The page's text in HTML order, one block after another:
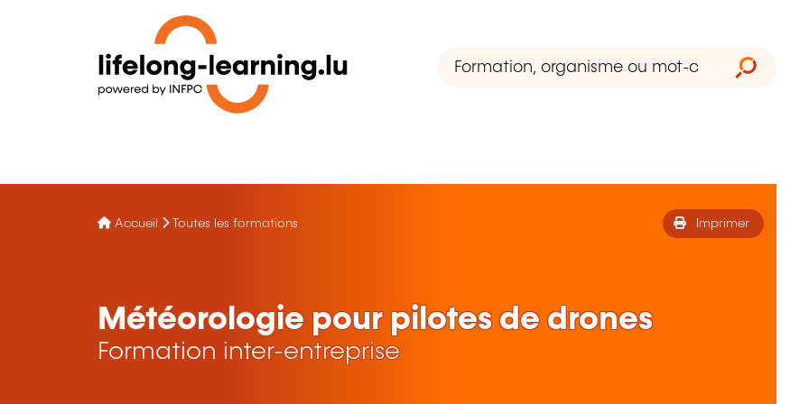
Accueil Toutes les formations Imprimer
Météorologie pour pilotes de drones
Formation inter-entreprise